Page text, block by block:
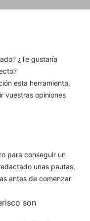
¿Te gustaría
esta herramienta,
vuestras opiniones
para conseguir un
unas pautas,
antes de comenzar
son